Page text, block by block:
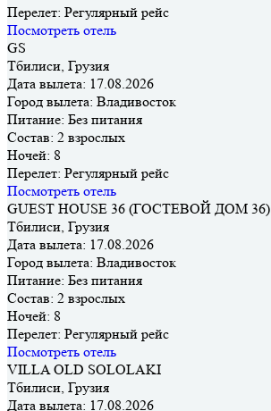
Перелет: Регулярный рейс
Посмотреть отель
GS
Тбилиси, Грузия
Дата вылета: 17.08.2026
Город вылета: Владивосток
Питание: Без питания
Состав: 2 взрослых
Ночей: 8
Перелет: Регулярный рейс
Посмотреть отель
GUEST HOUSE 36 (ГОСТЕВОЙ ДОМ 36)
Тбилиси, Грузия
Дата вылета: 17.08.2026
Город вылета: Владивосток
Питание: Без питания
Состав: 2 взрослых
Ночей: 8
Перелет: Регулярный рейс
Посмотреть отель
VILLA OLD SOLOLAKI
Тбилиси, Грузия
Дата вылета: 17.08.2026